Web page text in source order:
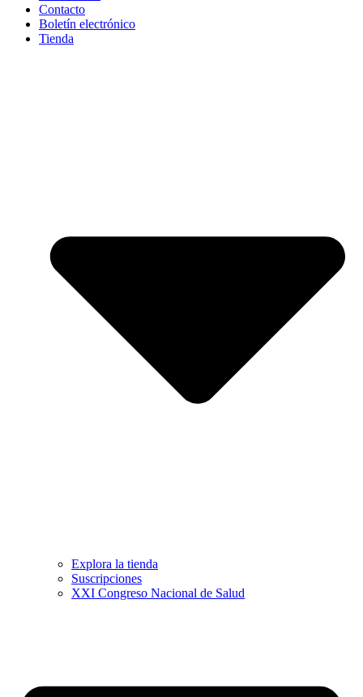
Contacto
Boletín electrónico
Tienda
Explora la tienda
Suscripciones
XXI Congreso Nacional de Salud